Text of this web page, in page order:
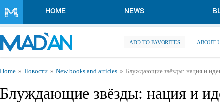
HOME NEWS
ADD TO FAVORITES ABOUT
You are here
Home Новости New books and articles Блуждающие звёзды: нация и
Блуждающие звёзды: нация и